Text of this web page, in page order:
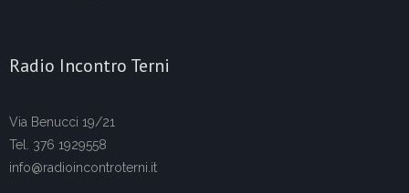
Radio Incontro Terni
Via Benucci 19/21
Tel. 376 1929558
info@radioincontroterni.it